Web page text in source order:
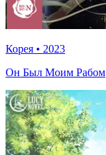
Корея • 2023
Он Был Моим Рабом